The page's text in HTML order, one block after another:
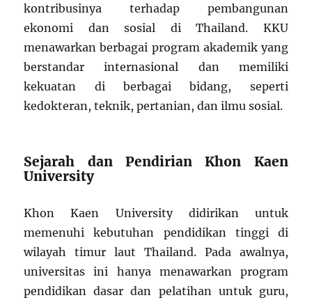
kontribusinya terhadap pembangunan
ekonomi dan sosial di Thailand. KKU
menawarkan berbagai program akademik yang
berstandar internasional dan memiliki
kekuatan di berbagai bidang, seperti
kedokteran, teknik, pertanian, dan ilmu sosial.
Sejarah dan Pendirian Khon Kaen
University
Khon Kaen University didirikan untuk
memenuhi kebutuhan pendidikan tinggi di
wilayah timur laut Thailand. Pada awalnya,
universitas ini hanya menawarkan program
pendidikan dasar dan pelatihan untuk guru,